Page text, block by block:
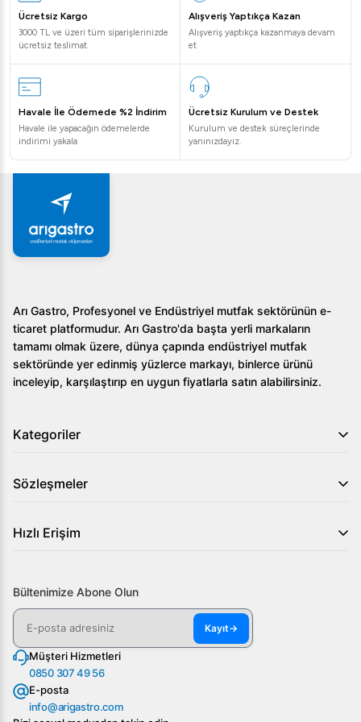
Öztiryakiler, Türkiye'de üretilen kalite standartları yüksek
endüstriyel mutfak ekipmanları sunar.
deneyimlerinizi bir üst seviyeye taşır. Geniş pişirme alanı
ve dayanıklı yapısıyla profesyonel mutfakların
vazgeçilmezi olmaya aday bu ürünle siz de mutfak
etkinliğinizi artırabilirsiniz!
Ücretsiz Kargo
3000 TL ve üzeri tüm siparişlerinizde
ücretsiz teslimat.
Alışveriş Yaptıkça Kazan
Alışveriş yaptıkça kazanmaya devam
et
Havale İle Ödemede %2 İndirim
Havale ile yapacağın ödemelerde
indirimi yakala
Ücretsiz Kurulum ve Destek
Kurulum ve destek süreçlerinde
yanınızdayız.
Arı Gastro, Profesyonel ve Endüstriyel mutfak sektörünün e-
ticaret platformudur. Arı Gastro'da başta yerli markaların
tamamı olmak üzere, dünya çapında endüstriyel mutfak
sektöründe yer edinmiş yüzlerce markayı, binlerce ürünü
inceleyip, karşılaştırıp en uygun fiyatlarla satın alabilirsiniz.
Kategoriler
Sözleşmeler
Hızlı Erişim
Bültenimize Abone Olun
Kayıt→
Müşteri Hizmetleri
0850 307 49 56
E-posta
info@arigastro.com